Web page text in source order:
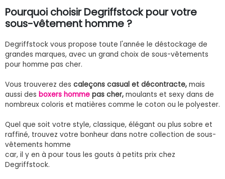
Pourquoi choisir Degriffstock pour votre
sous-vêtement homme ?
Degriffstock vous propose toute l'année le déstockage de
grandes marques, avec un grand choix de sous-vêtements
pour homme pas cher.
Vous trouverez des caleçons casual et décontracte, mais
aussi des boxers homme pas cher, moulants et sexy dans de
nombreux coloris et matières comme le coton ou le polyester.
Quel que soit votre style, classique, élégant ou plus sobre et
raffiné, trouvez votre bonheur dans notre collection de sous-
vêtements homme
car, il y en à pour tous les gouts à petits prix chez
Degriffstock.